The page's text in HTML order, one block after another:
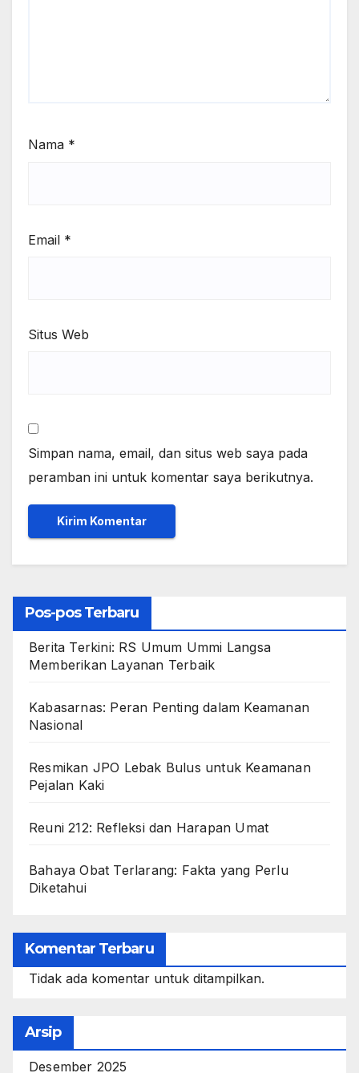
Nama *
Email *
Situs Web
Simpan nama, email, dan situs web saya pada
peramban ini untuk komentar saya berikutnya.
Pos-pos Terbaru
Berita Terkini: RS Umum Ummi Langsa
Memberikan Layanan Terbaik
Kabasarnas: Peran Penting dalam Keamanan
Nasional
Resmikan JPO Lebak Bulus untuk Keamanan
Pejalan Kaki
Reuni 212: Refleksi dan Harapan Umat
Bahaya Obat Terlarang: Fakta yang Perlu
Diketahui
Komentar Terbaru
Tidak ada komentar untuk ditampilkan.
Arsip
Desember 2025